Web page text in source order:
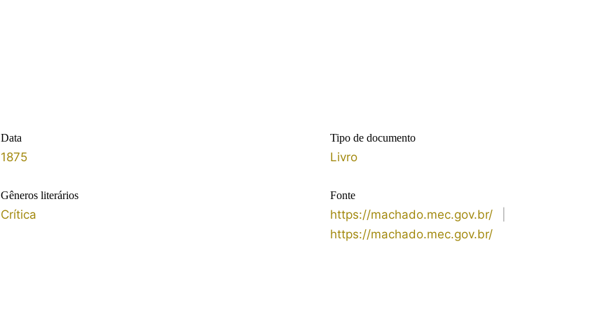
Data
1875
Gêneros literários
Crítica
Tipo de documento
Livro
Fonte
https://machado.mec.gov.br/
https://machado.mec.gov.br/